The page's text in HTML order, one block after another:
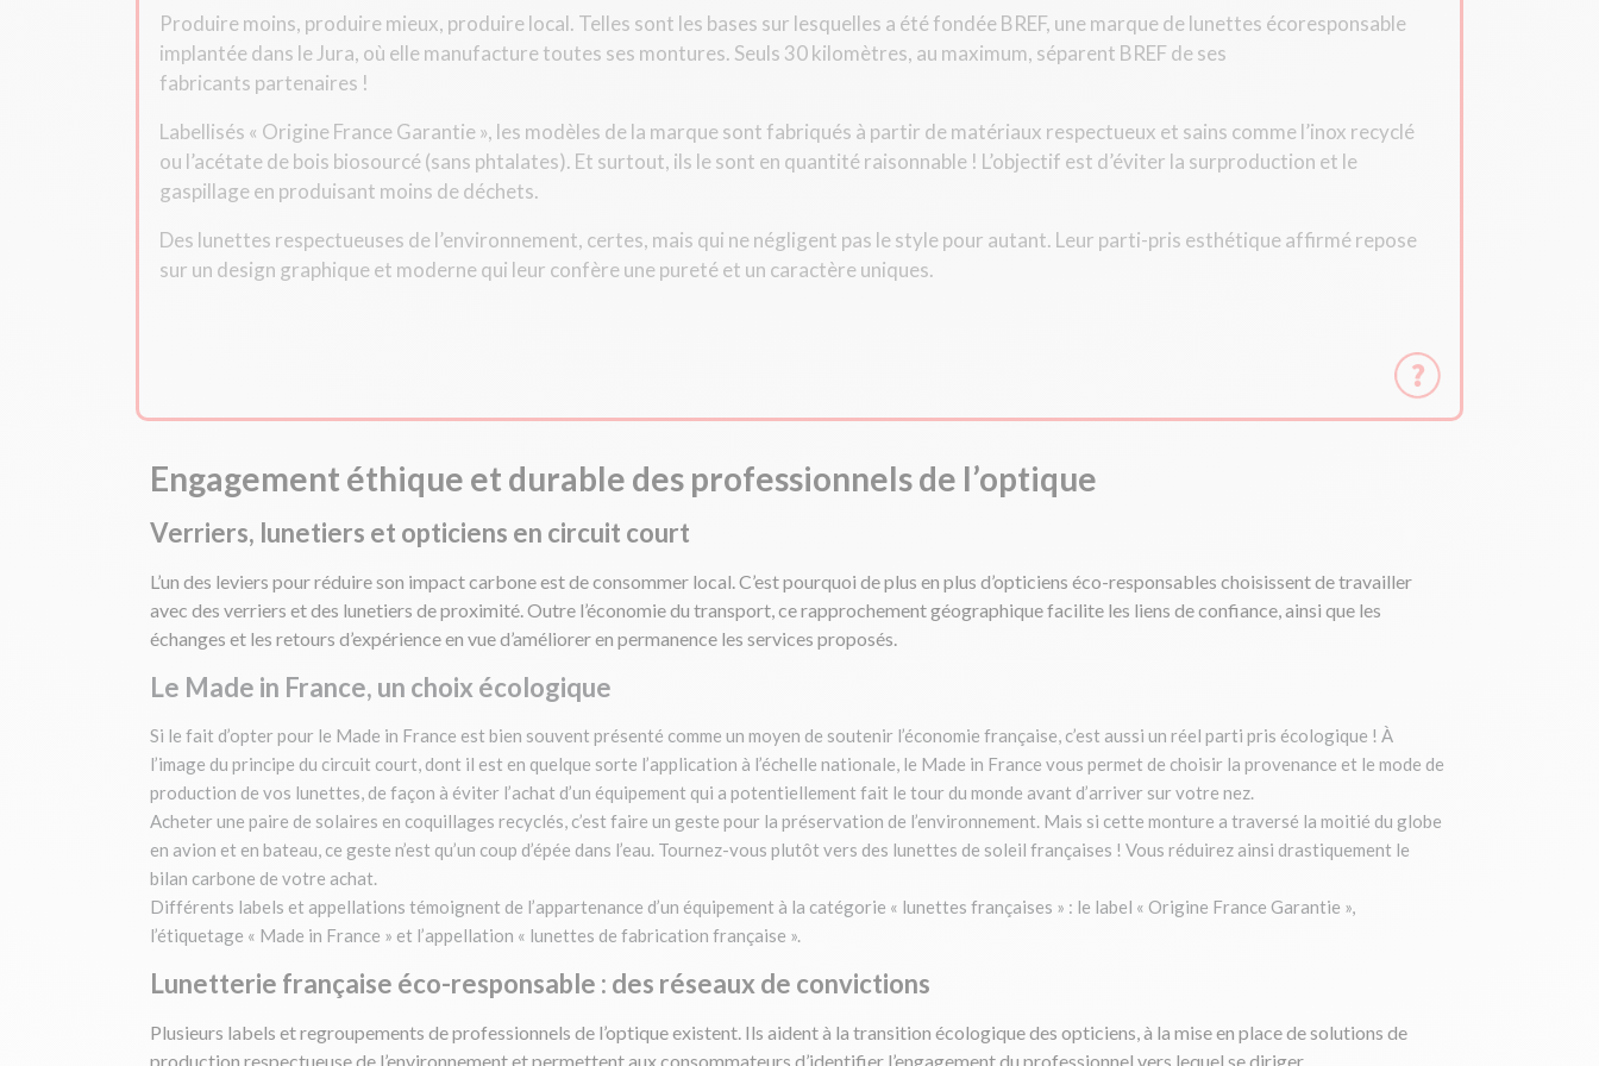
Produire moins, produire mieux, produire local. Telles sont les bases sur lesquelles a été fondée BREF, une marque de lunettes écoresponsable
implantée dans le Jura, où elle manufacture toutes ses montures. Seuls 30 kilomètres, au maximum, séparent BREF de ses
fabricants partenaires !
Labellisés « Origine France Garantie », les modèles de la marque sont fabriqués à partir de matériaux respectueux et sains comme l’inox recyclé
ou l’acétate de bois biosourcé (sans phtalates). Et surtout, ils le sont en quantité raisonnable ! L’objectif est d’éviter la surproduction et le
gaspillage en produisant moins de déchets.
Des lunettes respectueuses de l’environnement, certes, mais qui ne négligent pas le style pour autant. Leur parti-pris esthétique affirmé repose
sur un design graphique et moderne qui leur confère une pureté et un caractère uniques.
Engagement éthique et durable des professionnels de l’optique
Verriers, lunetiers et opticiens en circuit court
L’un des leviers pour réduire son impact carbone est de consommer local. C’est pourquoi de plus en plus d’opticiens éco-responsables choisissent de travailler
avec des verriers et des lunetiers de proximité. Outre l’économie du transport, ce rapprochement géographique facilite les liens de confiance, ainsi que les
échanges et les retours d’expérience en vue d’améliorer en permanence les services proposés.
Le Made in France, un choixécologique
Si le fait d’opter pour le Made in France est bien souvent présenté comme un moyen de soutenir l’économie française, c’est aussi un réel parti pris écologique ! À
l’image du principe du circuit court, dont il est en quelque sorte l’application à l’échelle nationale, le Made in France vous permet de choisir la provenance et le mode de
production de vos lunettes, de façon à éviter l’achat d’un équipement qui a potentiellement fait le tour du monde avant d’arriver sur votre nez.
Acheter une paire de solaires en coquillages recyclés, c’est faire un geste pour la préservation de l’environnement. Mais si cette monture a traversé la moitié du globe
en avion et en bateau, ce geste n’est qu’un coup d’épée dans l’eau. Tournez-vous plutôt vers des lunettes de soleil françaises ! Vous réduirez ainsi drastiquement le
bilan carbone de votre achat.
Différents labels et appellations témoignent de l’appartenance d’un équipement à la catégorie « lunettes françaises » : le label « Origine France Garantie »,
l’étiquetage « Made in France » et l’appellation « lunettes de fabrication française ».
Lunetterie française éco-responsable : des réseaux de convictions
Plusieurs labels et regroupements de professionnels de l’optique existent. Ils aident à la transition écologique des opticiens, à la mise en place de solutions de
production respectueuse de l’environnement et permettent aux consommateurs d’identifier l’engagement du professionnel vers lequel se diriger.